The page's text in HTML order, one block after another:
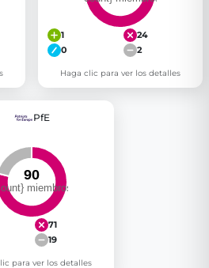
1
24
0
2
Haga clic para ver los detalles
PfE
71
19
para ver los detalles